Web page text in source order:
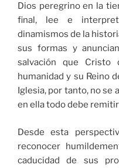
Dios peregrino en la
final, lee e
dinamismos de la
sus formas y
salvación que Cristo
humanidad y su Reino
Iglesia, por tanto, no se
en ella todo debe
Desde esta
reconocer
caducidad de sus